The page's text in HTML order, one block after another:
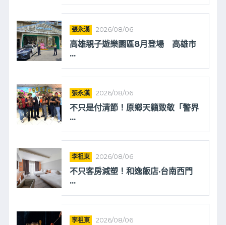
張永漢 2026/08/06
高雄親子遊樂園區8月登場 高雄市
...
張永漢 2026/08/06
不只是付清節！原鄉天籟致敬「警界
...
李祖東 2026/08/06
不只客房減塑！和逸飯店·台南西門
...
李祖東 2026/08/06